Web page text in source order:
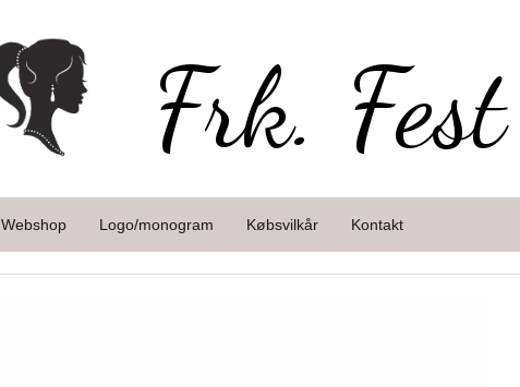
Frk. Fest
Webshop Logo/monogram Købsvilkår Kontakt